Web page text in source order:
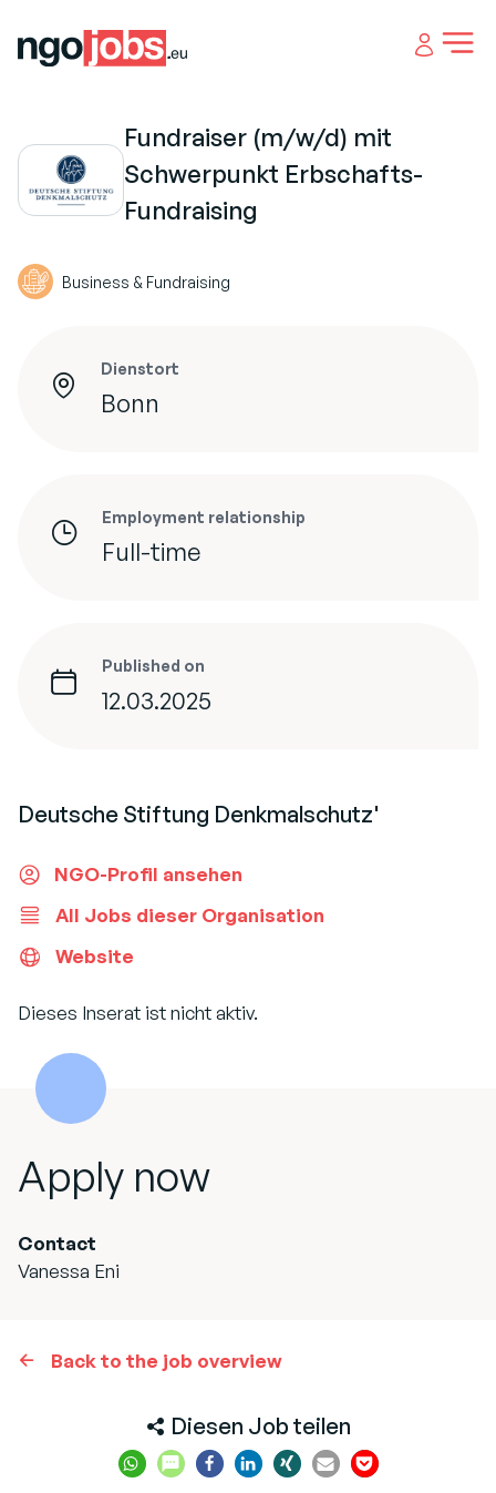
Open
Fundraiser (m/w/d) mit
Schwerpunkt Erbschafts-
Fundraising
Business & Fundraising
Dienstort
Bonn
Employment relationship
Full-time
Published on
12.03.2025
Deutsche Stiftung Denkmalschutz'
NGO-Profil ansehen
All Jobs dieser Organisation
Website
Dieses Inserat ist nicht aktiv.
Apply now
Contact
Vanessa Eni
Back to the job overview
Diesen Job teilen